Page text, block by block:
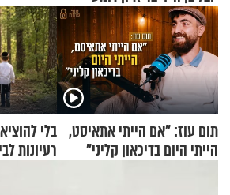
תום עוז: "אם הייתי אתאיסט,
הייתי היום בדיכאון קליני"
רעיונות